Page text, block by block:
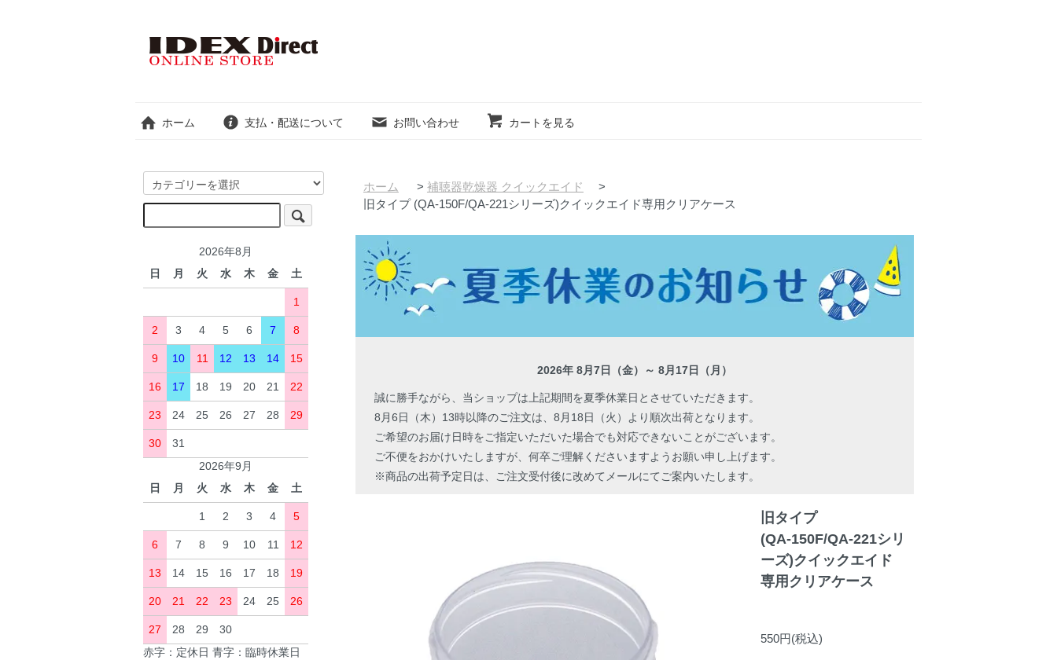
ホーム 支払・配送について お問い合わせ カートを見る
ホーム > 補聴器乾燥器 クイックエイド
>
旧タイプ (QA-150F/QA-221シリーズ)クイックエイド専用クリアケース
2026年 8月7日（金）～ 8月17日（月）
誠に勝手ながら、当ショップは上記期間を夏季休業日とさせていただきます。
8月6日（木）13時以降のご注文は、8月18日（火）より順次出荷となります。
ご希望のお届け日時をご指定いただいた場合でも対応できないことがございます。
ご不便をおかけいたしますが、何卒ご理解くださいますようお願い申し上げます。
※商品の出荷予定日は、ご注文受付後に改めてメールにてご案内いたします。
旧タイプ
(QA-150F/QA-221シリ
ーズ)クイックエイド
専用クリアケース
550円(税込)
2026年8月
日
月 火 水 木 金 土
1
2 3 4 5 6 7 8
9 10 11 12 13 14 15
16 17 18 19 20 21 22
23 24 25 26 27 28 29
30
31
2026年9月
日
月 火 水 木 金 土
1 2 3 4 5
6 7 8 9 10 11 12
13 14 15 16 17 18 19
20 21 22 23 24 25 26
27 28 29
30
赤字：定休日 青字：臨時休業日